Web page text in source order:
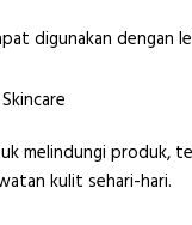
digunakan dengan
melindungi produk,
kulit sehari-hari.